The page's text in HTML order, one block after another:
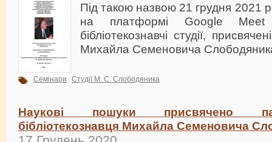
Під такою назвою 21 грудня 2021
на платформі Google Meet
бібліотекознавчі студії,
Михайла Семеновича
Семінари Студії М. С. Слободяника
Наукові пошуки присвячено
бібліотекознавця Михайла Семеновича